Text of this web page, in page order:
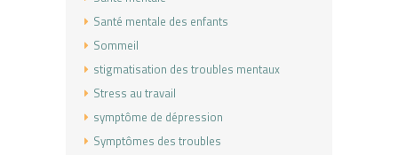
Santé mentale des enfants
Sommeil
stigmatisation des troubles mentaux
Stress au travail
symptôme de dépression
Symptômes des troubles